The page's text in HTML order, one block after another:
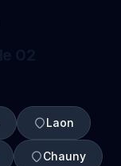
Laon
Chauny